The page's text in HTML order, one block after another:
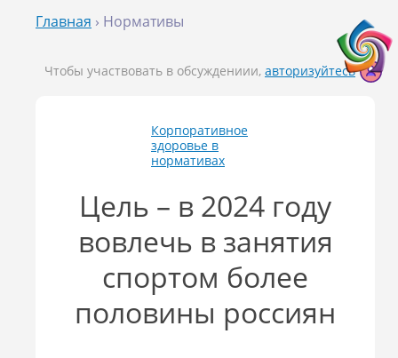
Главная › Нормативы
Чтобы участвовать в обсуждениии, авторизуйтесь
Корпоративное
здоровье в
нормативах
Цель – в 2024 году
вовлечь в занятия
спортом более
половины россиян